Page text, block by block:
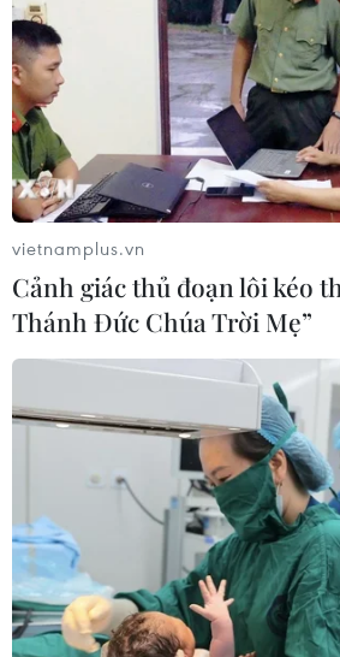
vietnamplus.vn
Cảnh giác thủ đoạn lôi kéo
Thánh Đức Chúa Trời Mẹ”